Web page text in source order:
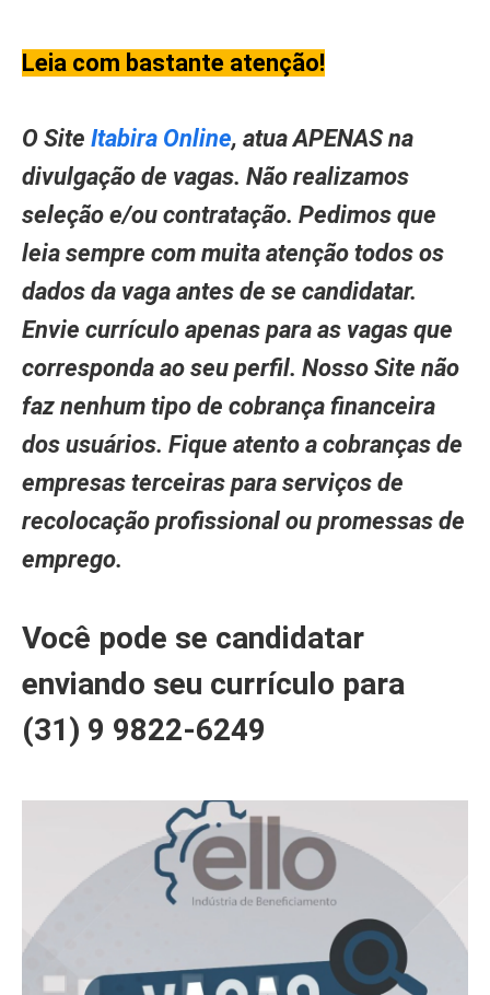
Leia com bastante atenção!
O Site Itabira Online, atua APENAS na
divulgação de vagas. Não realizamos
seleção e/ou contratação. Pedimos que
leia sempre com muita atenção todos os
dados da vaga antes de se candidatar.
Envie currículo apenas para as vagas que
corresponda ao seu perfil. Nosso Site não
faz nenhum tipo de cobrança financeira
dos usuários. Fique atento a cobranças de
empresas terceiras para serviços de
recolocação profissional ou promessas de
emprego.
Você pode se candidatar
enviando seu currículo para
(31) 9 9822-6249